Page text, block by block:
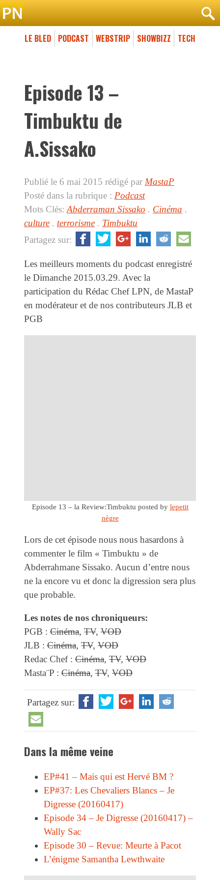
LE BLED PODCAST WEBSTRIP SHOWBIZZ TECH
Episode 13 –
Timbuktu de
A.Sissako
Publié le 6 mai 2015 rédigé par MastaP
Posté dans la rubrique : Podcast
Mots Clés: Abderraman Sissako . Cinéma .
culture . terrorisme . Timbuktu
Partagez sur:
Les meilleurs moments du podcast enregistré
le Dimanche 2015.03.29. Avec la
participation du Rédac Chef LPN, de MastaP
en modérateur et de nos contributeurs JLB et
PGB
Episode 13 – la Review:Timbuktu posted by lepetit
nègre
Lors de cet épisode nous nous hasardons à
commenter le film « Timbuktu » de
Abderrahmane Sissako. Aucun d’entre nous
ne la encore vu et donc la digression sera plus
que probable.
Les notes de nos chroniqueurs:
PGB : Cinéma, TV, VOD
JLB : Cinéma, TV, VOD
Redac Chef : Cinéma, TV, VOD
Masta¨P : Cinéma, TV, VOD
Partagez sur:
Dans la même veine
EP#41 – Mais qui est Hervé BM ?
EP#37: Les Chevaliers Blancs – Je
Digresse (20160417)
Episode 34 – Je Digresse (20160417) –
Wally Sac
Episode 30 – Revue: Meurte à Pacot
L’énigme Samantha Lewthwaite